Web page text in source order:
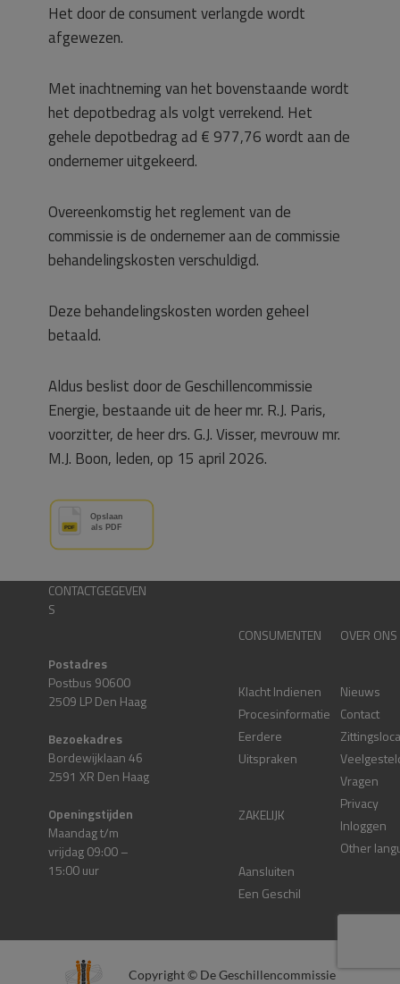
Het door de consument verlangde wordt
afgewezen.
Met inachtneming van het bovenstaande wordt
het depotbedrag als volgt verrekend. Het
gehele depotbedrag ad € 977,76 wordt aan de
ondernemer uitgekeerd.
Overeenkomstig het reglement van de
commissie is de ondernemer aan de commissie
behandelingskosten verschuldigd.
Deze behandelingskosten worden geheel
betaald.
Aldus beslist door de Geschillencommissie
Energie, bestaande uit de heer mr. R.J. Paris,
voorzitter, de heer drs. G.J. Visser, mevrouw mr.
M.J. Boon, leden, op 15 april 2026.
CONTACTGEGEVEN
S
Postadres
Postbus 90600
2509 LP Den Haag
Bezoekadres
Bordewijklaan 46
2591 XR Den Haag
Openingstijden
Maandag t/m
vrijdag 09:00 –
15:00 uur
CONSUMENTEN
Klacht Indienen
Procesinformatie
Eerdere
Uitspraken
ZAKELIJK
Aansluiten
Een Geschil
OVER ONS
Nieuws
Contact
Vragen
Privacy
Inloggen
Other
Copyright © De Geschillencommissie